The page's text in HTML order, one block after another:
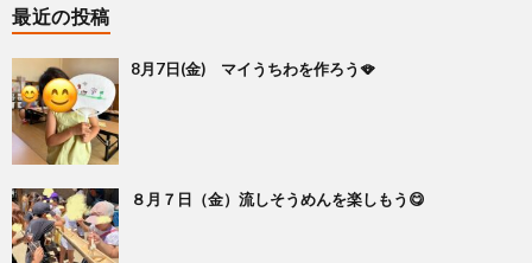
最近の投稿
8月7日(金) マイうちわを作ろう🪭
８月７日（金）流しそうめんを楽しもう😋